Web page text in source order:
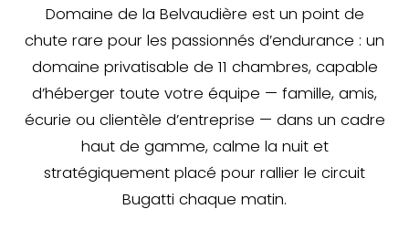
Domaine de la Belvaudière est un point de
chute rare pour les passionnés d’endurance : un
domaine privatisable de 11 chambres, capable
d’héberger toute votre équipe — famille, amis,
écurie ou clientèle d’entreprise — dans un cadre
haut de gamme, calme la nuit et
stratégiquement placé pour rallier le circuit
Bugatti chaque matin.